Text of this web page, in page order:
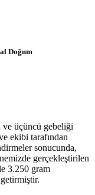
Doğum
ve üçüncü gebeliği
ekibi tarafından
sonucunda,
gerçekleştirilen
3.250 gram